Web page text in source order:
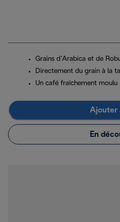
Grains d’Arabica et de
Directement du grain à la
Un café fraîchement moulu
Ajouter
En